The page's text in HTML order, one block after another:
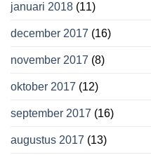
januari 2018 (11)
december 2017 (16)
november 2017 (8)
oktober 2017 (12)
september 2017 (16)
augustus 2017 (13)